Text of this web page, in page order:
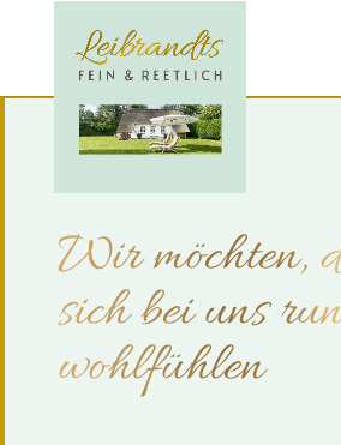
Wir möchten,
sich bei uns
wohlfühlen